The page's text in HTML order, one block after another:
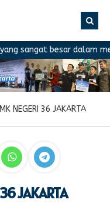
besar dalam
NEGERI 36 JAKARTA
JAKARTA